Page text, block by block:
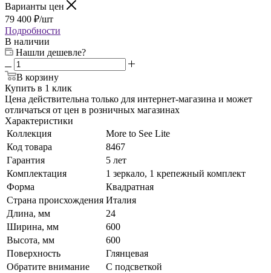
Варианты цен
79 400 ₽/шт
Подробности
В наличии
Нашли дешевле?
В корзину
Купить в 1 клик
Цена действительна только для интернет-магазина и может
отличаться от цен в розничных магазинах
Характеристики
Коллекция
More to See Lite
Код товара
8467
Гарантия
5 лет
Комплектация
1 зеркало, 1 крепежный комплект
Форма
Квадратная
Страна происхождения Италия
Длина, мм
24
Ширина, мм
600
Высота, мм
600
Поверхность
Глянцевая
Обратите внимание
С подсветкой